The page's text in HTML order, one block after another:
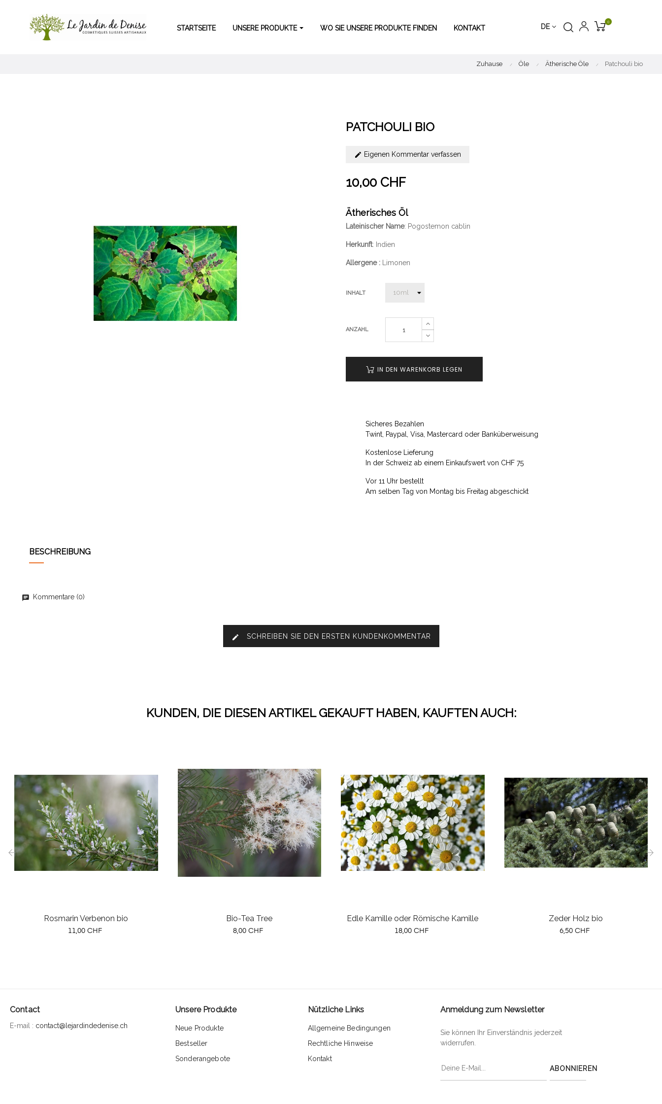
STARTSEITE UNSERE PRODUKTE WO SIE UNSERE PRODUKTE FINDEN KONTAKT
0
DE
Zuhause Öle Ätherische Öle Patchouli bio
PATCHOULI BIO
Eigenen Kommentar verfassen
10,00 CHF
Ätherisches Öl
Lateinischer Name: Pogostemon cablin
Herkunft: Indien
Allergene : Limonen
INHALT
ANZAHL
IN DEN WARENKORB LEGEN
Sicheres Bezahlen
Twint, Paypal, Visa, Mastercard oder Banküberweisung
Kostenlose Lieferung
In der Schweiz ab einem Einkaufswert von CHF 75
Vor 11 Uhr bestellt
Am selben Tag von Montag bis Freitag abgeschickt
BESCHREIBUNG
Kommentare (0)
edit SCHREIBEN SIE DEN ERSTEN KUNDENKOMMENTAR
KUNDEN, DIE DIESEN ARTIKEL GEKAUFT HABEN, KAUFTEN AUCH:
Rosmarin Verbenon bio
Preis
11,00 CHF
Bio-Tea Tree
Preis
8,00 CHF
Edle Kamille oder Römische Kamille
Preis
18,00 CHF
Zeder Holz bio
Preis
6,50 CHF
Contact
E-mail : contact@lejardindedenise.ch
Unsere Produkte
Neue Produkte
Bestseller
Sonderangebote
Nützliche Links
Allgemeine Bedingungen
Rechtliche Hinweise
Kontakt
Anmeldung zum Newsletter
Sie können Ihr Einverständnis jederzeit
widerrufen.
ABONNIEREN